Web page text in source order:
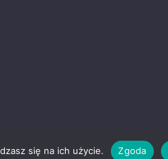
się na ich użycie. Zgoda